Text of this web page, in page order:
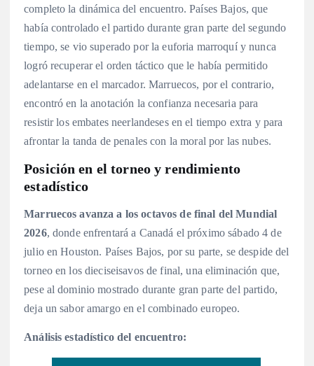
completo la dinámica del encuentro. Países Bajos, que
había controlado el partido durante gran parte del segundo
tiempo, se vio superado por la euforia marroquí y nunca
logró recuperar el orden táctico que le había permitido
adelantarse en el marcador. Marruecos, por el contrario,
encontró en la anotación la confianza necesaria para
resistir los embates neerlandeses en el tiempo extra y para
afrontar la tanda de penales con la moral por las nubes.
Posición en el torneo y rendimiento
estadístico
Marruecos avanza a los octavos de final del Mundial
2026, donde enfrentará a Canadá el próximo sábado 4 de
julio en Houston. Países Bajos, por su parte, se despide del
torneo en los dieciseisavos de final, una eliminación que,
pese al dominio mostrado durante gran parte del partido,
deja un sabor amargo en el combinado europeo.
Análisis estadístico del encuentro: